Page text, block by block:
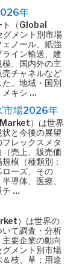
年
ト（Global
メント別市場
ノール、紙強
イン輸送、建
、国内外の主
チャネルなど
。地域・国別
メキシ …
市場2026年
）は世界
と今後の展望
レックスメタ
売上、販売価
模（種類別：
ローズ、その
導体、医療、
チ …
）は世界の
いて調査・分析
要企業の動向
グメント別市場
枝、草；用途